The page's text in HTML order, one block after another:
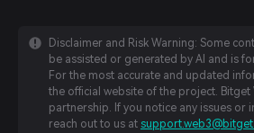
Disclaimer and Risk Warning: Some
be assisted or generated by AI and is
For the most accurate and updated
the official website of the project. Bitget
partnership. If you notice any issues or
reach out to us at